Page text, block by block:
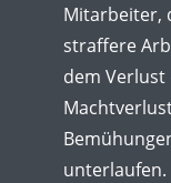
Mitarbeiter,
straffere
dem Verlust
unterlaufen.